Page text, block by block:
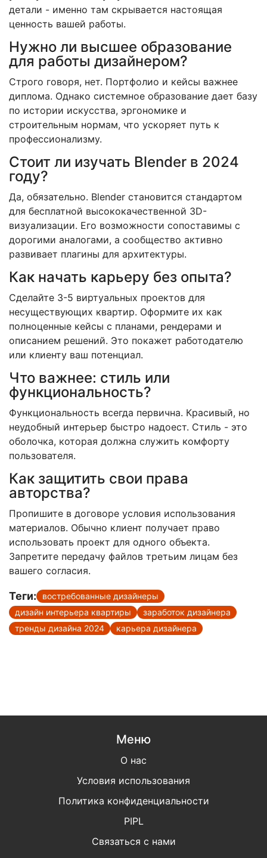
детали - именно там скрывается настоящая
ценность вашей работы.
Нужно ли высшее образование
для работы дизайнером?
Строго говоря, нет. Портфолио и кейсы важнее
диплома. Однако системное образование дает базу
по истории искусства, эргономике и
строительным нормам, что ускоряет путь к
профессионализму.
Стоит ли изучать Blender в 2024
году?
Да, обязательно. Blender становится стандартом
для бесплатной высококачественной 3D-
визуализации. Его возможности сопоставимы с
дорогими аналогами, а сообщество активно
развивает плагины для архитектуры.
Как начать карьеру без опыта?
Сделайте 3-5 виртуальных проектов для
несуществующих квартир. Оформите их как
полноценные кейсы с планами, рендерами и
описанием решений. Это покажет работодателю
или клиенту ваш потенциал.
Что важнее: стиль или
функциональность?
Функциональность всегда первична. Красивый, но
неудобный интерьер быстро надоест. Стиль - это
оболочка, которая должна служить комфорту
пользователя.
Как защитить свои права
авторства?
Пропишите в договоре условия использования
материалов. Обычно клиент получает право
использовать проект для одного объекта.
Запретите передачу файлов третьим лицам без
вашего согласия.
Теги:
востребованные дизайнеры
дизайн интерьера квартиры
заработок дизайнера
тренды дизайна 2024
карьера дизайнера
Меню
О нас
Условия использования
Политика конфиденциальности
PIPL
Связаться с нами